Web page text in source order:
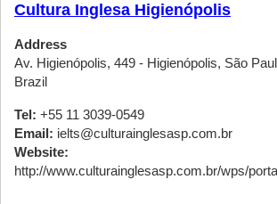
Cultura Inglesa Higienópolis
Address
Av. Higienópolis, 449 - Higienópolis, São
Brazil
Tel: +55 11 3039-0549
Email: ielts@culturainglesasp.com.br
Website:
http://www.culturainglesasp.com.br/wps/